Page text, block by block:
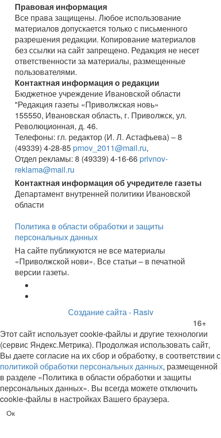
Правовая информация
Все права защищены. Любое использование
материалов допускается только с письменного
разрешения редакции. Копирование материалов
без ссылки на сайт запрещено. Редакция не несет
ответственности за материалы, размещенные
пользователями.
Контактная информация о редакции
Бюджетное учреждение Ивановской области
"Редакция газеты «Приволжская новь»
155550, Ивановская область, г. Приволжск, ул.
Революционная, д. 46.
Телефоны: гл. редактор (И. Л. Астафьева) – 8
(49339) 4-28-85prnov_2011@mail.ru,
Отдел рекламы: 8 (49339) 4-16-66privnov-
reklama@mail.ru
Контактная информация об учредителе газеты
Департамент внутренней политики Ивановской
области
Политика в области обработки и защиты
персональных данных
На сайте публикуются не все материалы
«Приволжской нови». Все статьи – в печатной
версии газеты.
Создание сайта - Rasiv
16+
Этот сайт использует cookie-файлы и другие технологии
(сервис Яндекс.Метрика). Продолжая использовать сайт,
Вы даете согласие на их сбор и обработку, в соответствии с
политикой обработки персональных данных, размещенной
в разделе «Политика в области обработки и защиты
персональных данных». Вы всегда можете отключить
cookie-файлы в настройках Вашего браузера.
Ок